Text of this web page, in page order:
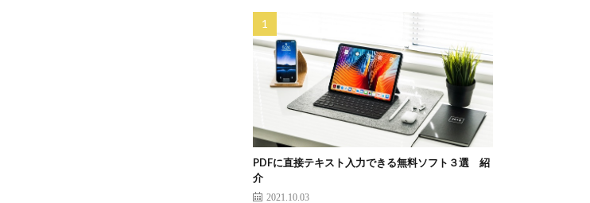
PDFに直接テキスト入力できる無料ソフト３選 紹
介
2021.10.03